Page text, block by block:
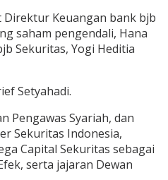
Direktur Keuangan bank bjb
saham pengendali, Hana
Sekuritas, Yogi Heditia
Setyahadi.
Pengawas Syariah, dan
Sekuritas Indonesia,
Capital Sekuritas sebagai
serta jajaran Dewan